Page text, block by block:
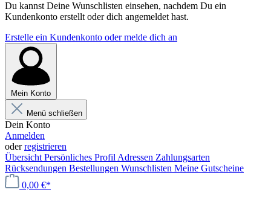
Du kannst Deine Wunschlisten einsehen, nachdem Du ein
Kundenkonto erstellt oder dich angemeldet hast.
Erstelle ein Kundenkonto oder melde dich an
Mein Konto
Menü schließen
Dein Konto
Anmelden
oderregistrieren
Übersicht Persönliches Profil Adressen Zahlungsarten
Rücksendungen Bestellungen Wunschlisten Meine Gutscheine
0,00 €*